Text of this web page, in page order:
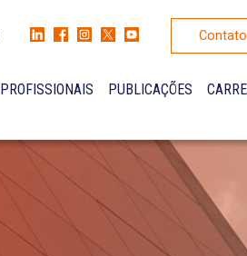
Contato
PROFISSIONAIS PUBLICAÇÕES